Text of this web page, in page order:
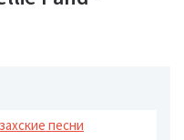
песни